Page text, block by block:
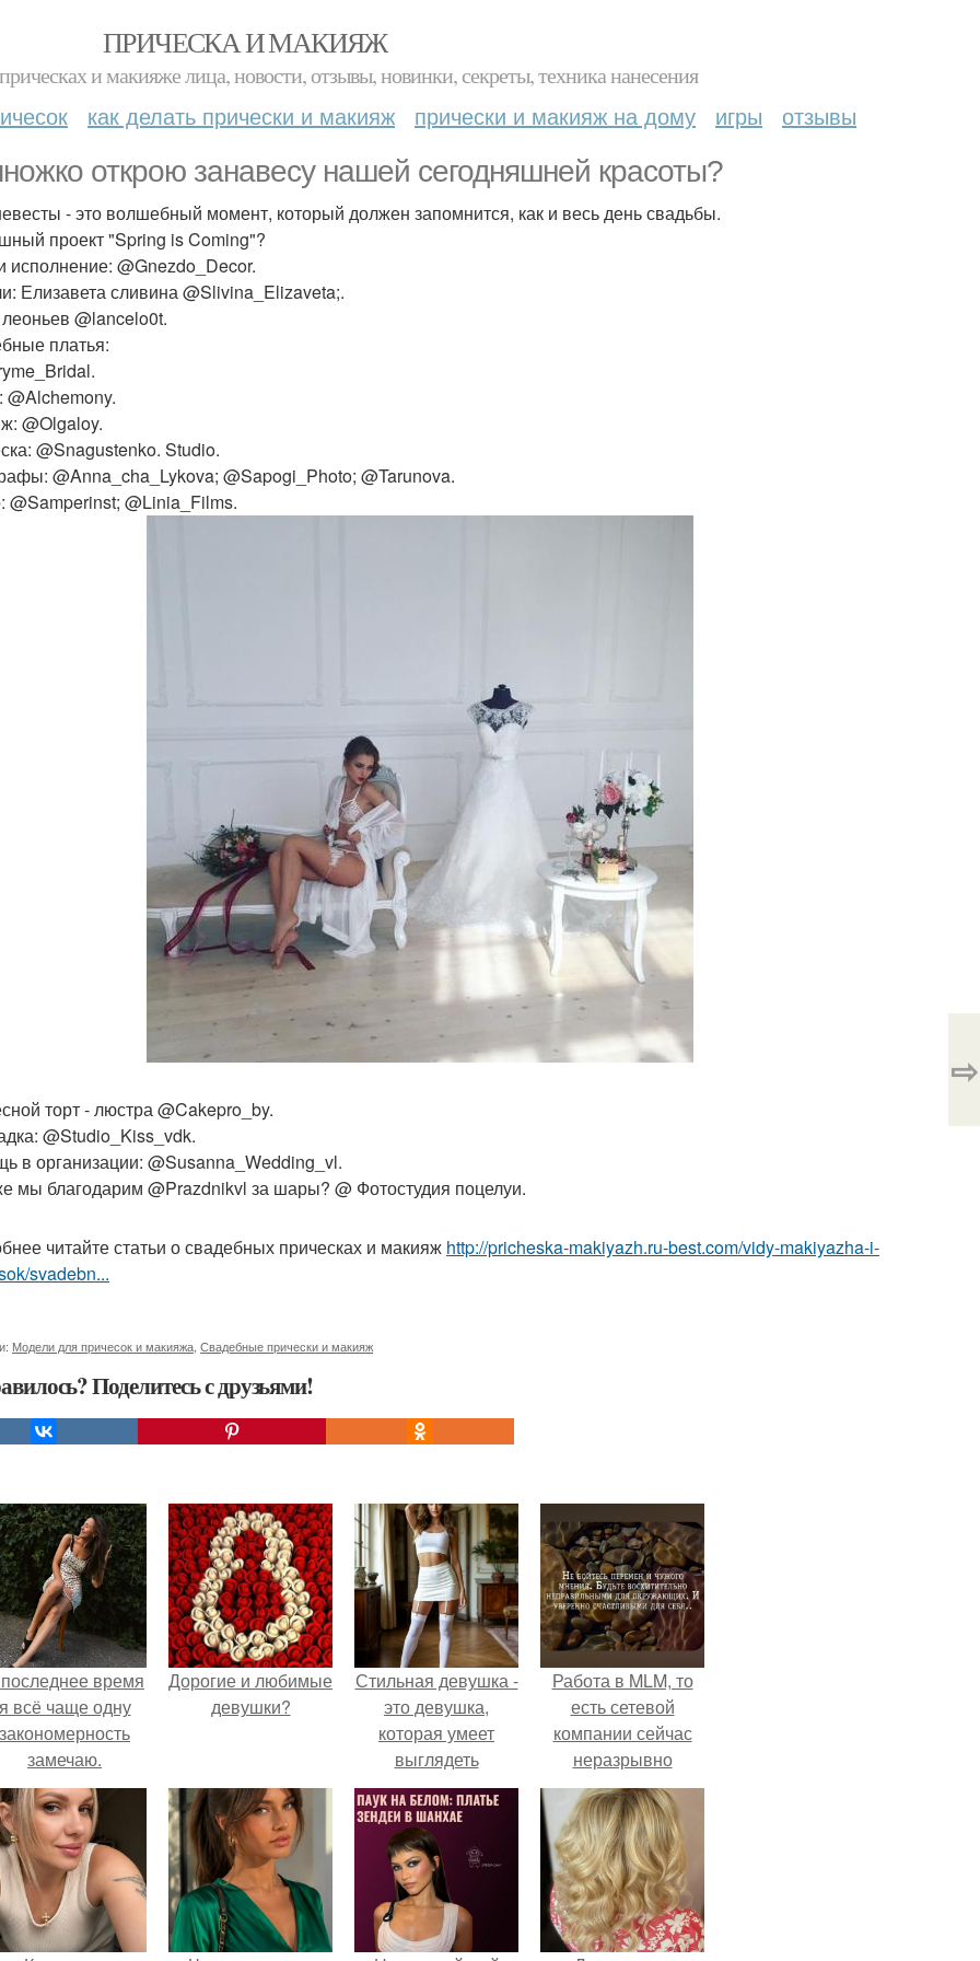
ПРИЧЕСКА И МАКИЯЖ
и макияже лица, новости, отзывы, новинки, секреты, техника нанесения
как делать прически и макияж прически и макияж на дому игры отзывы
открою занавесу нашей сегодняшней красоты?
- это волшебный момент, который должен запомнится, как и весь день свадьбы.
проект "Spring is Coming"?
исполнение: @Gnezdo_Decor.
Елизавета сливина @Slivina_Elizaveta;.
@lancelo0t.
платья:
@Alchemony.
@Olgaloy.
@Snagustenko. Studio.
@Anna_cha_Lykova; @Sapogi_Photo; @Tarunova.
@Samperinst; @Linia_Films.
торт - люстра @Cakepro_by.
@Studio_Kiss_vdk.
в организации: @Susanna_Wedding_vl.
мы благодарим @Prazdnikvl за шары? @ Фотостудия поцелуи.
читайте статьи о свадебных прическах и макияж http://pricheska-makiyazh.ru-best.com/vidy-makiyazha-i-
svadebn...
Модели для причесок и макияжа Свадебные прически и макияж
Поделитесь с друзьями!
⇨
время
я всё чаще одну
закономерность
замечаю.
Дорогие и любимые
девушки?
Стильная девушка -
это девушка,
которая умеет
выглядеть
привлекательно и
элегантно в любои
ситуации.
Работа в MLM, то
есть сетевой
компании сейчас
неразрывно
связана с создание
своего контента,
своей страницы в
соц сетях.